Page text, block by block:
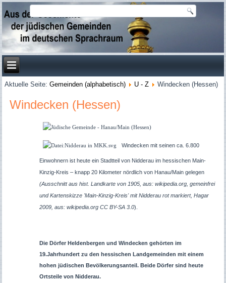
Aktuelle Seite:Gemeinden (alphabetisch) U - Z Windecken (Hessen)
Windecken (Hessen)
Windecken mit seinen ca. 6.800
Einwohnern ist heute ein Stadtteil von Nidderau im hessischen Main-
Kinzig-Kreis – knapp 20 Kilometer nördlich von Hanau/Main gelegen
(Ausschnitt aus hist. Landkarte von 1905, aus: wikipedia.org, gemeinfrei
und Kartenskizze 'Main-Kinzig-Kreis' mit Nidderau rot markiert, Hagar
2009, aus: wikipedia.org CC BY-SA 3.0).
Die Dörfer Heldenbergen und Windecken gehörten im
19.Jahrhundert zu den hessischen Landgemeinden mit einem
hohen jüdischen Bevölkerungsanteil. Beide Dörfer sind heute
Ortsteile von Nidderau.